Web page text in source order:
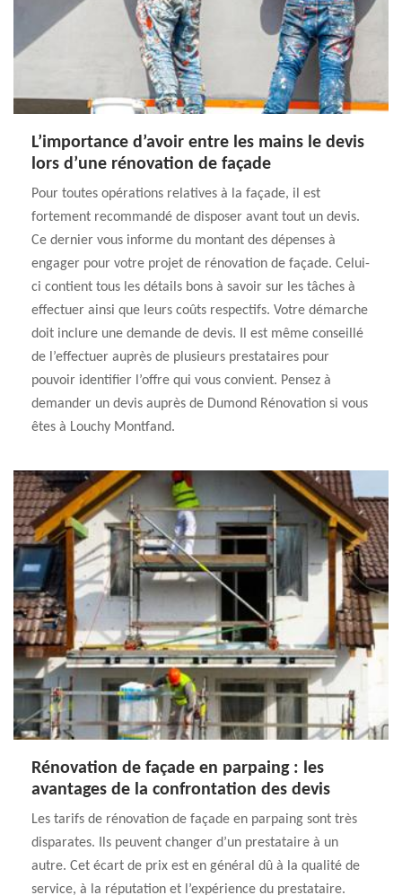
L’importance d’avoir entre les mains le devis
lors d’une rénovation de façade
Pour toutes opérations relatives à la façade, il est
fortement recommandé de disposer avant tout un devis.
Ce dernier vous informe du montant des dépenses à
engager pour votre projet de rénovation de façade. Celui-
ci contient tous les détails bons à savoir sur les tâches à
effectuer ainsi que leurs coûts respectifs. Votre démarche
doit inclure une demande de devis. Il est même conseillé
de l’effectuer auprès de plusieurs prestataires pour
pouvoir identifier l’offre qui vous convient. Pensez à
demander un devis auprès de Dumond Rénovation si vous
êtes à Louchy Montfand.
Rénovation de façade en parpaing : les
avantages de la confrontation des devis
Les tarifs de rénovation de façade en parpaing sont très
disparates. Ils peuvent changer d’un prestataire à un
autre. Cet écart de prix est en général dû à la qualité de
service, à la réputation et l’expérience du prestataire.